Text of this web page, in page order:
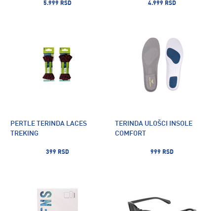
5.999 RSD 4.999 RSD
PERTLE TERINDA LACES
TREKING
399 RSD
TERINDA ULOŠCI INSOLE
COMFORT
999 RSD